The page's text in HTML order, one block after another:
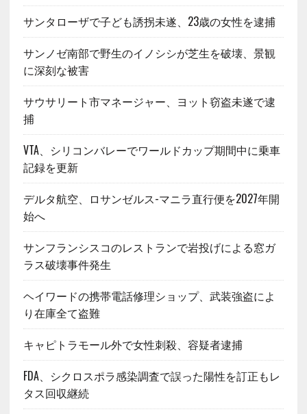
サンタローザで子ども誘拐未遂、23歳の女性を逮捕
サンノゼ南部で野生のイノシシが芝生を破壊、景観
に深刻な被害
サウサリート市マネージャー、ヨット窃盗未遂で逮
捕
VTA、シリコンバレーでワールドカップ期間中に乗車
記録を更新
デルタ航空、ロサンゼルス-マニラ直行便を2027年開
始へ
サンフランシスコのレストランで岩投げによる窓ガ
ラス破壊事件発生
ヘイワードの携帯電話修理ショップ、武装強盗によ
り在庫全て盗難
キャピトラモール外で女性刺殺、容疑者逮捕
FDA、シクロスポラ感染調査で誤った陽性を訂正もレ
タス回収継続